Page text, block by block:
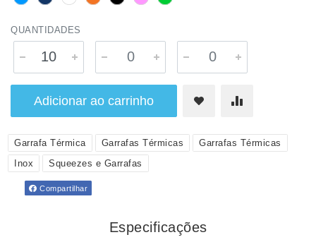
QUANTIDADES
Adicionar ao carrinho
Garrafa Térmica Garrafas Térmicas
Garrafas Térmicas
Inox
Squeezes e Garrafas
Compartilhar
Especificações